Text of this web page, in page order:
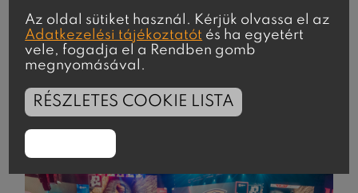
Portré
Az oldal sütiket használ. Kérjük olvassa el az
Adatkezelési tájékoztatót és ha egyetért
vele, fogadja el a Rendben gomb
megnyomásával.
RÉSZLETES COOKIE LISTA